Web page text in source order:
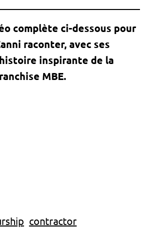
complète ci-dessous pour
raconter, avec ses
inspirante de la
MBE.
contractor